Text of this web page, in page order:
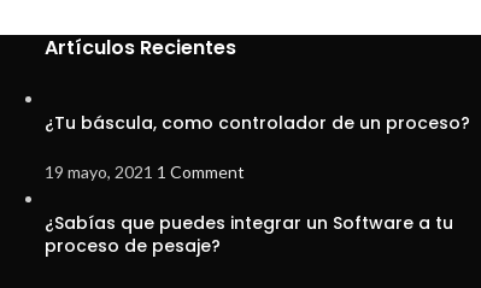
Artículos Recientes
¿Tu báscula, como controlador de un proceso?
19 mayo, 2021 1 Comment
¿Sabías que puedes integrar un Software a tu
proceso de pesaje?